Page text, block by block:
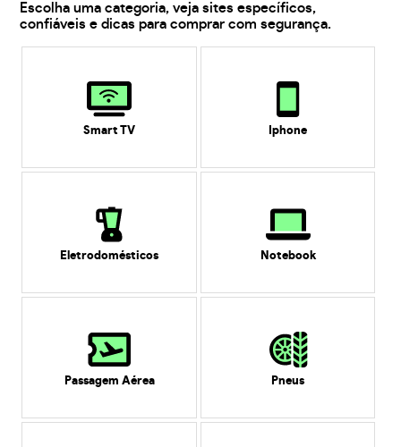
Escolha uma categoria, veja sites específicos,
confiáveis e dicas para comprar com segurança.
Smart TV Iphone
Eletrodomésticos Notebook
Passagem Aérea Pneus